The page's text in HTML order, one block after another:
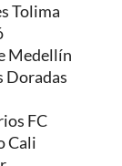
Tolima
Medellín
Doradas
FC
Cali